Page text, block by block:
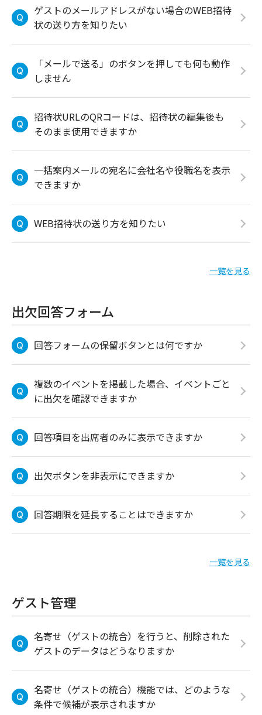
ゲストのメールアドレスがない場合のWEB招待
状の送り方を知りたい
「メールで送る」のボタンを押しても何も動作
しません
招待状URLのQRコードは、招待状の編集後も
そのまま使用できますか
一括案内メールの宛名に会社名や役職名を表示
できますか
WEB招待状の送り方を知りたい
一覧を見る
出欠回答フォーム
回答フォームの保留ボタンとは何ですか
複数のイベントを掲載した場合、イベントごと
に出欠を確認できますか
回答項目を出席者のみに表示できますか
出欠ボタンを非表示にできますか
回答期限を延長することはできますか
一覧を見る
ゲスト管理
名寄せ（ゲストの統合）を行うと、削除された
ゲストのデータはどうなりますか
名寄せ（ゲストの統合）機能では、どのような
条件で候補が表示されますか